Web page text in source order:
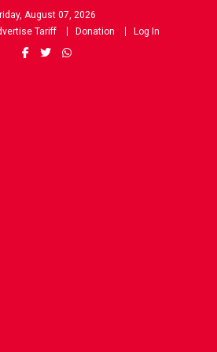
August 07, 2026
Tariff Donation Log In